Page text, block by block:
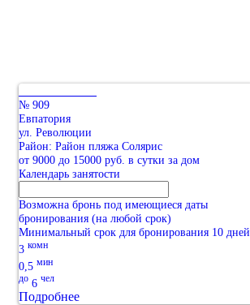
№ 909
Евпатория
ул. Революции
Район: Район пляжа Солярис
от 9000 до 15000 руб. в сутки за дом
Календарь занятости
Возможна бронь под имеющиеся даты
бронирования (на любой срок)
Минимальный срок для бронирования 10 дней
3 комн
0,5 мин
до 6 чел
Подробнее